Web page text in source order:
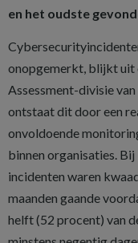
en het oudste
onopgemerkt, blijkt uit
Assessment-divisie
ontstaat dit door een
onvoldoende
binnen organisaties.
incidenten waren
maanden gaande
helft (52 procent) van